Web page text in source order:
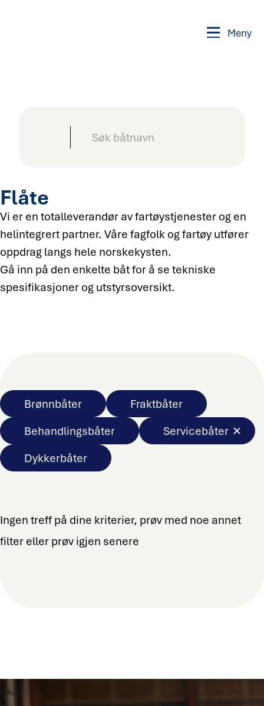
Meny
Flåte
Vi er en totalleverandør av fartøystjenester og en
helintegrert partner. Våre fagfolk og fartøy utfører
oppdrag langs hele norskekysten.
Gå inn på den enkelte båt for å se tekniske
spesifikasjoner og utstyrsoversikt.
Brønnbåter
Fraktbåter
Behandlingsbåter
Servicebåter
Dykkerbåter
Ingen treff på dine kriterier, prøv med noe annet
filter eller prøv igjen senere